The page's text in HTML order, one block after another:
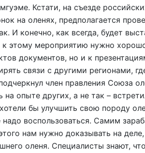
Кстати, на съезде
на оленях, предполагается
И конечно, как всегда, будет
к этому мероприятию нужно
документов, но и к
связи с другими регионами,
член правления Союза
на опыте других, а не так –
бы улучшить свою породу
воспользоваться. Самим
нам нужно доказывать на
оленя. Специалисты знают,